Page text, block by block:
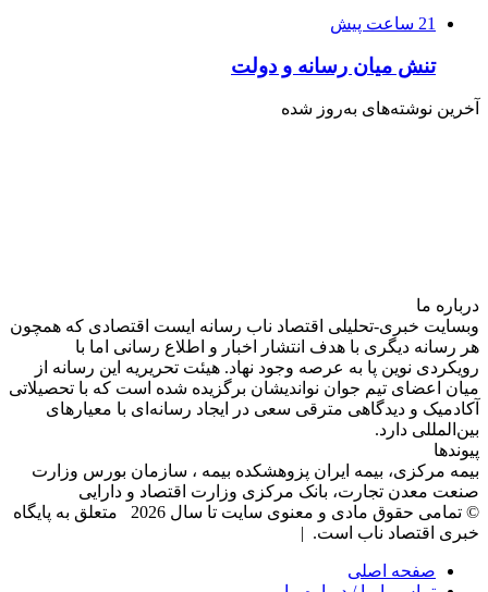
21 ساعت پیش
تنش میان رسانه و دولت
آخرین نوشته‌های‌ به‌روز شده
درباره‌ ما
وبسایت خبری-تحلیلی اقتصاد ناب رسانه‌ ایست اقتصادی که همچون
هر رسانه دیگری با هدف انتشار اخبار و اطلاع رسانی اما با
رویکردی نوین پا به عرصه وجود نهاد. هیئت تحریریه این رسانه از
میان اعضای تیم جوان نواندیشان برگزیده شده است که با تحصیلاتی
آکادمیک و دیدگاهی‌ مترقی سعی در ایجاد رسانه‌ای با معیار‌های
بین‌المللی دارد.
پیوندها
بیمه مرکزی، بیمه ایران پزوهشکده بیمه ، سازمان بورس وزارت
صنعت معدن تجارت، بانک مرکزی وزارت اقتصاد و دارایی
© تمامی حقوق مادی و معنوی سایت تا سال 2026 متعلق به پایگاه
خبری اقتصاد ناب است. |
صفحه اصلی